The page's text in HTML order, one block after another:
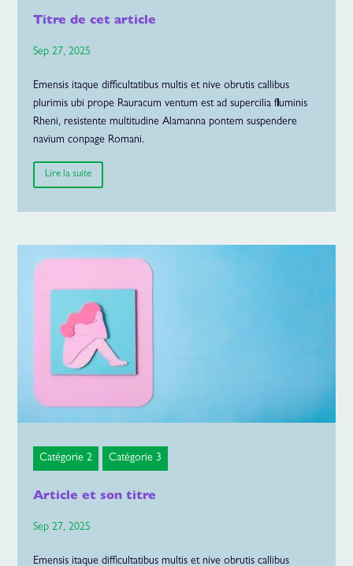
Titre de cet article
Sep 27, 2025
Emensis itaque difficultatibus multis et nive obrutis callibus
plurimis ubi prope Rauracum ventum est ad supercilia fluminis
Rheni, resistente multitudine Alamanna pontem suspendere
navium conpage Romani.
Lire la suite
Catégorie 2 Catégorie 3
Article et son titre
Sep 27, 2025
Emensis itaque difficultatibus multis et nive obrutis callibus